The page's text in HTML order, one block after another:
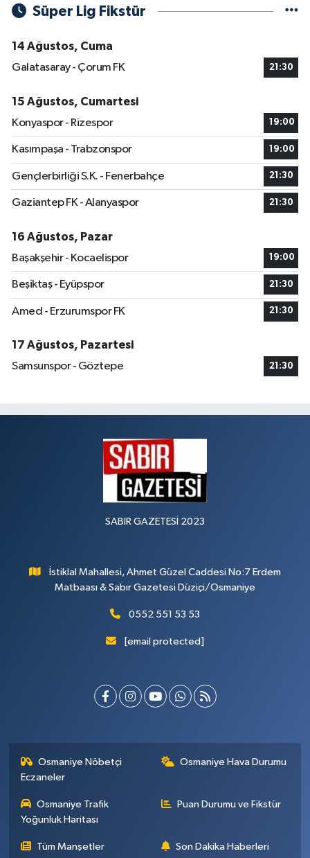
Süper Lig Fikstür
14 Ağustos, Cuma
Galatasaray - Çorum FK
21:30
15 Ağustos, Cumartesi
Konyaspor - Rizespor
19:00
Kasımpaşa - Trabzonspor 19:00
Gençlerbirliği S.K. - Fenerbahçe 21:30
Gaziantep FK - Alanyaspor 21:30
16 Ağustos, Pazar
Başakşehir - Kocaelispor
19:00
Beşiktaş - Eyüpspor 21:30
Amed - Erzurumspor FK 21:30
17 Ağustos, Pazartesi
Samsunspor - Göztepe
21:30
SABIR GAZETESİ 2023
İstiklal Mahallesi, Ahmet Güzel Caddesi No:7 Erdem
Matbaası & Sabır Gazetesi Düziçi/Osmaniye
0552 551 53 53
[email protected]
Osmaniye Nöbetçi
Eczaneler
Osmaniye Hava Durumu
Osmaniye Trafik
Yoğunluk Haritası
Puan Durumu ve Fikstür
Tüm Manşetler Son Dakika Haberleri